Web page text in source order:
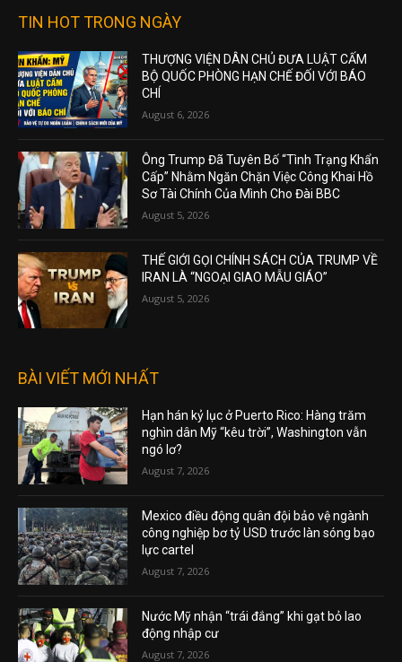
TIN HOT TRONG NGÀY
THƯỢNG VIỆN DÂN CHỦ ĐƯA LUẬT CẤM
BỘ QUỐC PHÒNG HẠN CHẾ ĐỐI VỚI BÁO
CHÍ
August 6, 2026
Ông Trump Đã Tuyên Bố “Tình Trạng Khẩn
Cấp” Nhằm Ngăn Chặn Việc Công Khai Hồ
Sơ Tài Chính Của Mình Cho Đài BBC
August 5, 2026
THẾ GIỚI GỌI CHÍNH SÁCH CỦA TRUMP VỀ
IRAN LÀ “NGOẠI GIAO MẪU GIÁO”
August 5, 2026
BÀI VIẾT MỚI NHẤT
Hạn hán kỷ lục ở Puerto Rico: Hàng trăm
nghìn dân Mỹ “kêu trời”, Washington vẫn
ngó lơ?
August 7, 2026
Mexico điều động quân đội bảo vệ ngành
công nghiệp bơ tỷ USD trước làn sóng bạo
lực cartel
August 7, 2026
Nước Mỹ nhận “trái đắng” khi gạt bỏ lao
động nhập cư
August 7, 2026